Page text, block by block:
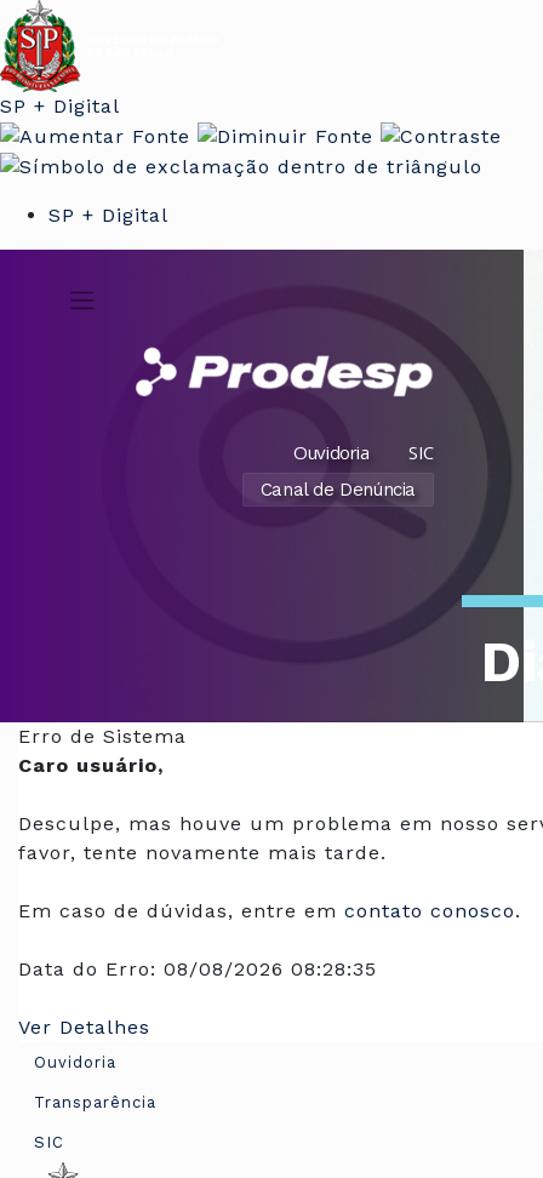
SP + Digital
SP + Digital
Ouvidoria SIC
Canal de Denúncia
Erro de Sistema
Caro usuário,
Desculpe, mas houve um problema em nosso
favor, tente novamente mais tarde.
Em caso de dúvidas, entre em contato conosco.
Data do Erro: 08/08/2026 08:28:35
Ver Detalhes
Ouvidoria
Transparência
SIC